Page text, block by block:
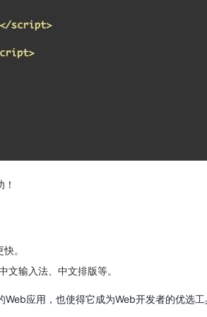
。
输入法、中文排版等。
应用，也使得它成为Web开发者的优选